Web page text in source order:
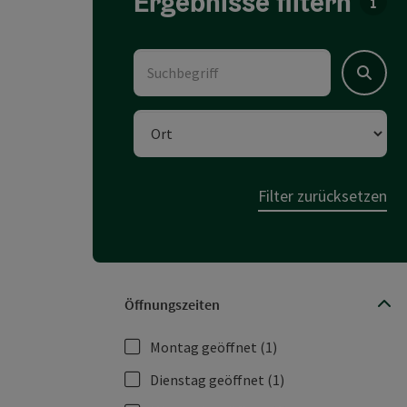
Suchbegriff
Suchen
Ort
Filter zurücksetzen
Öffnungszeiten
Montag geöffnet (1)
Dienstag geöffnet (1)